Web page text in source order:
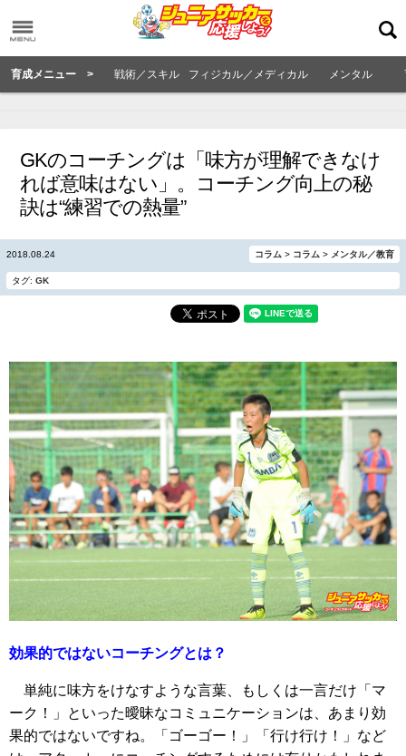
育成メニュー > 戦術／スキル フィジカル／メディカル メンタル
GKのコーチングは「味方が理解できなけ
れば意味はない」。コーチング向上の秘
訣は“練習での熱量”
2018.08.24 コラム > コラム > メンタル／教育
タグ: GK
効果的ではないコーチングとは？
単純に味方をけなすような言葉、もしくは一言だけ「マ
ーク！」といった曖昧なコミュニケーションは、あまり効
果的ではないですね。「ゴーゴー！」「行け行け！」など